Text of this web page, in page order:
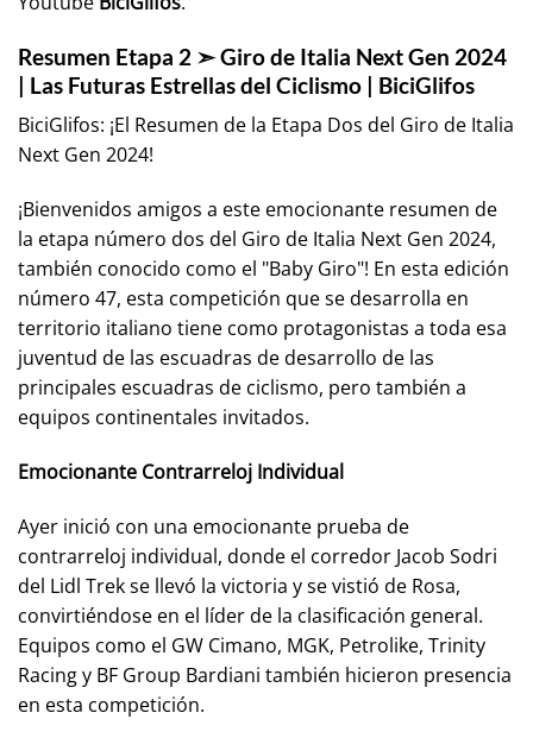
Resumen Etapa 2 ➣ Giro de Italia Next Gen 2024
| Las Futuras Estrellas del Ciclismo | BiciGlifos
BiciGlifos: ¡El Resumen de la Etapa Dos del Giro de Italia
Next Gen 2024!
¡Bienvenidos amigos a este emocionante resumen de
la etapa número dos del Giro de Italia Next Gen 2024,
también conocido como el "Baby Giro"! En esta edición
número 47, esta competición que se desarrolla en
territorio italiano tiene como protagonistas a toda esa
juventud de las escuadras de desarrollo de las
principales escuadras de ciclismo, pero también a
equipos continentales invitados.
Emocionante Contrarreloj Individual
Ayer inició con una emocionante prueba de
contrarreloj individual, donde el corredor Jacob Sodri
del Lidl Trek se llevó la victoria y se vistió de Rosa,
convirtiéndose en el líder de la clasificación general.
Equipos como el GW Cimano, MGK, Petrolike, Trinity
Racing y BF Group Bardiani también hicieron presencia
en esta competición.